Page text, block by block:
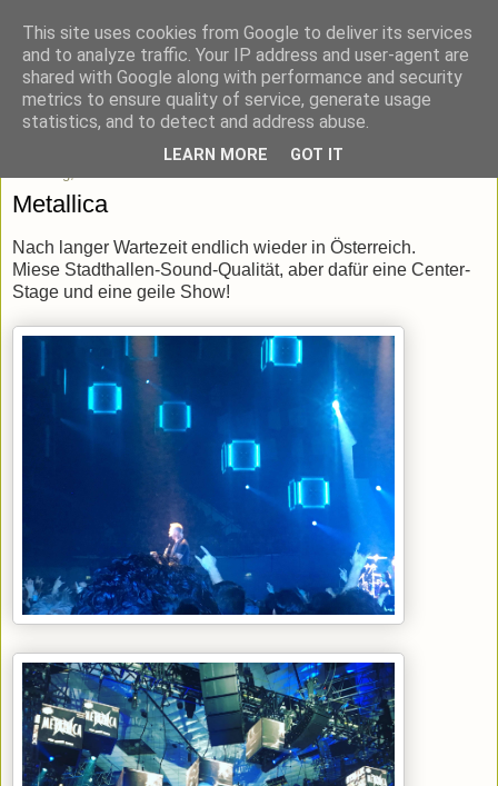
blick-punkt[e..]
Momentaufnahmen von unterwegs & daheim.
Metallica
Nach langer Wartezeit endlich wieder in Österreich.
Miese Stadthallen-Sound-Qualität, aber dafür eine Center-
Stage und eine geile Show!
This site uses cookies from Google to deliver its services
and to analyze traffic. Your IP address and user-agent are
shared with Google along with performance and security
metrics to ensure quality of service, generate usage
statistics, and to detect and address abuse.
LEARN MORE GOT IT